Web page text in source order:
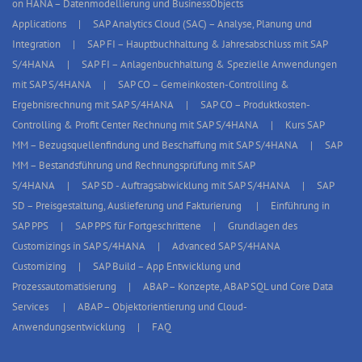
on HANA – Datenmodellierung und BusinessObjects
Applications
SAP Analytics Cloud (SAC) – Analyse, Planung und
Integration
SAP FI – Hauptbuchhaltung & Jahresabschluss mit SAP
S/4HANA
SAP FI – Anlagenbuchhaltung & Spezielle Anwendungen
mit SAP S/4HANA
SAP CO – Gemeinkosten-Controlling &
Ergebnisrechnung mit SAP S/4HANA
SAP CO – Produktkosten-
Controlling & Profit Center Rechnung mit SAP S/4HANA
Kurs SAP
MM – Bezugsquellenfindung und Beschaffung mit SAP S/4HANA
SAP
MM – Bestandsführung und Rechnungsprüfung mit SAP
S/4HANA
SAP SD - Auftragsabwicklung mit SAP S/4HANA
SAP
SD – Preisgestaltung, Auslieferung und Fakturierung
Einführung in
SAP PPS
SAP PPS für Fortgeschrittene
Grundlagen des
Customizings in SAP S/4HANA
Advanced SAP S/4HANA
Customizing
SAP Build – App Entwicklung und
Prozessautomatisierung
ABAP – Konzepte, ABAP SQL und Core Data
Services
ABAP – Objektorientierung und Cloud-
Anwendungsentwicklung
FAQ